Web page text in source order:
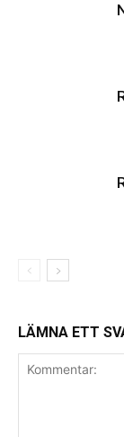
LÄMNA ETT